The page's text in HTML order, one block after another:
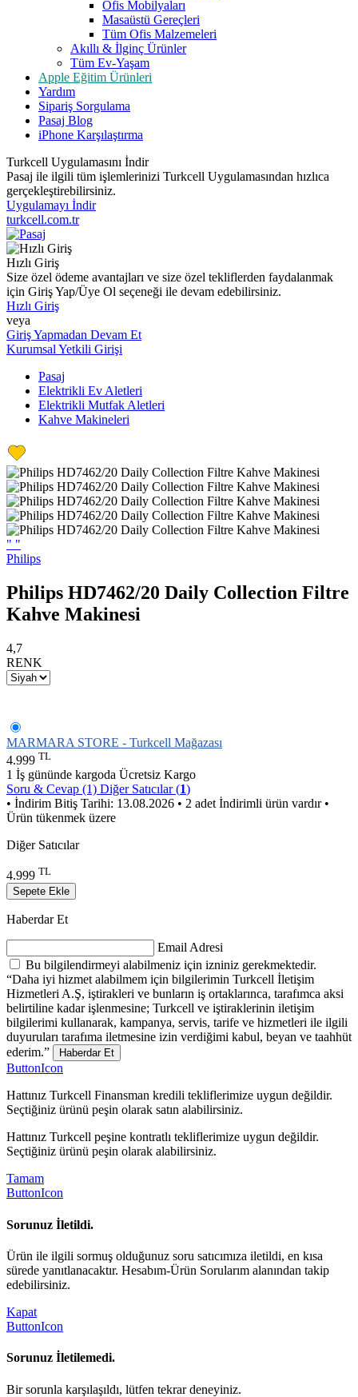
Ofis Mobilyaları
Masaüstü Gereçleri
Tüm Ofis Malzemeleri
Akıllı & İlginç Ürünler
Tüm Ev-Yaşam
Apple Eğitim Ürünleri
Yardım
Sipariş Sorgulama
Pasaj Blog
iPhone Karşılaştırma
Turkcell Uygulamasını İndir
Pasaj ile ilgili tüm işlemlerinizi Turkcell Uygulamasından hızlıca
gerçekleştirebilirsiniz.
Uygulamayı İndir
turkcell.com.tr
Hızlı Giriş
Size özel ödeme avantajları ve size özel tekliflerden faydalanmak
için Giriş Yap/Üye Ol seçeneği ile devam edebilirsiniz.
Hızlı Giriş
veya
Giriş Yapmadan Devam Et
Kurumsal Yetkili Girişi
Pasaj
Elektrikli Ev Aletleri
Elektrikli Mutfak Aletleri
Kahve Makineleri
" "
Philips
Philips HD7462/20 Daily Collection Filtre
Kahve Makinesi
4,7
RENK
MARMARA STORE - Turkcell Mağazası
4.999 TL
1 İş gününde kargoda Ücretsiz Kargo
Soru & Cevap (1) Diğer Satıcılar (1)
• İndirim Bitiş Tarihi: 13.08.2026 • 2 adet İndirimli ürün vardır •
Ürün tükenmek üzere
Diğer Satıcılar
4.999 TL
Sepete Ekle
Haberdar Et
Email Adresi
Bu bilgilendirmeyi alabilmeniz için izniniz gerekmektedir.
“Daha iyi hizmet alabilmem için bilgilerimin Turkcell İletişim
Hizmetleri A.Ş, iştirakleri ve bunların iş ortaklarınca, tarafımca aksi
belirtiline kadar işlenmesine; Turkcell ve iştiraklerinin iletişim
bilgilerimi kullanarak, kampanya, servis, tarife ve hizmetleri ile ilgili
duyuruları tarafıma iletmesine izin verdiğimi kabul, beyan ve taahhüt
ederim.”
Haberdar Et
ButtonIcon
Hattınız Turkcell Finansman kredili tekliflerimize uygun değildir.
Seçtiğiniz ürünü peşin olarak satın alabilirsiniz.
Hattınız Turkcell peşine kontratlı tekliflerimize uygun değildir.
Seçtiğiniz ürünü peşin olarak alabilirsiniz.
Tamam
ButtonIcon
Sorunuz İletildi.
Ürün ile ilgili sormuş olduğunuz soru satıcımıza iletildi, en kısa
sürede yanıtlanacaktır. Hesabım-Ürün Sorularım alanından takip
edebilirsiniz.
Kapat
ButtonIcon
Sorunuz İletilemedi.
Bir sorunla karşılaşıldı, lütfen tekrar deneyiniz.